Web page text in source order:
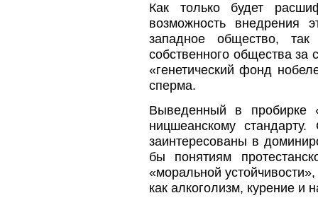
Как только будет
возможность внедрения
западное общество, так
собственного общества за
«генетический фонд
сперма.
Выведенный в пробирке
ницшеанскому
заинтересованы в
бы понятиям
«моральной
как алкоголизм, курение и